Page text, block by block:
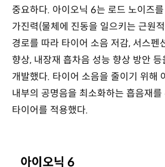
중요하다. 아이오닉 6는 로드 노이즈
가진력(물체에 진동을 일으키는 근원
경로를 따라 타이어 소음 저감, 서스펜
향상, 내장재 흡차음 성능 향상 방안
개발했다. 타이어 소음을 줄이기 위해
내부의 공명음을 최소화하는 흡음재
타이어를 적용했다.